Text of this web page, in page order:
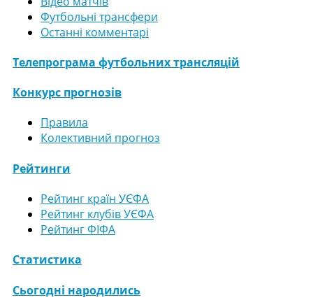
Футбольні трансфери
Останні комментарі
Телепрограма футбольних трансляцій
Конкурс прогнозів
Правила
Колективний прогноз
Рейтинги
Рейтинг країн УЄФА
Рейтинг клубів УЄФА
Рейтинг ФІФА
Статистика
Сьогодні народились